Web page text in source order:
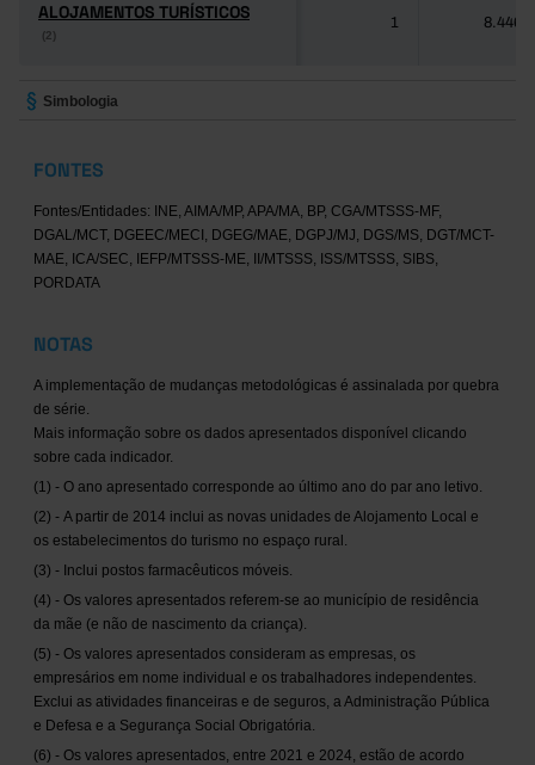
ALOJAMENTOS TURÍSTICOS
(2)
ALOJAMENTOS TURÍSTICOS
(2)
1 8.446
Simbologia
FONTES
Fontes/Entidades: INE, AIMA/MP, APA/MA, BP, CGA/MTSSS-MF,
DGAL/MCT, DGEEC/MECI, DGEG/MAE, DGPJ/MJ, DGS/MS, DGT/MCT-
MAE, ICA/SEC, IEFP/MTSSS-ME, II/MTSSS, ISS/MTSSS, SIBS,
PORDATA
NOTAS
A implementação de mudanças metodológicas é assinalada por quebra
de série.
Mais informação sobre os dados apresentados disponível clicando
sobre cada indicador.
(1) - O ano apresentado corresponde ao último ano do par ano letivo.
(2) - A partir de 2014 inclui as novas unidades de Alojamento Local e
os estabelecimentos do turismo no espaço rural.
(3) - Inclui postos farmacêuticos móveis.
(4) - Os valores apresentados referem-se ao município de residência
da mãe (e não de nascimento da criança).
(5) - Os valores apresentados consideram as empresas, os
empresários em nome individual e os trabalhadores independentes.
Exclui as atividades financeiras e de seguros, a Administração Pública
e Defesa e a Segurança Social Obrigatória.
(6) - Os valores apresentados, entre 2021 e 2024, estão de acordo